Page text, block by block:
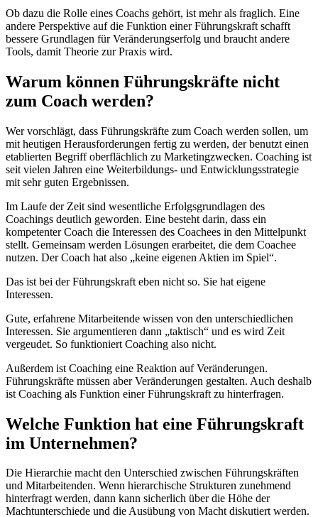
Ob dazu die Rolle eines Coachs gehört, ist mehr als fraglich. Eine
andere Perspektive auf die Funktion einer Führungskraft schafft
bessere Grundlagen für Veränderungserfolg und braucht andere
Tools, damit Theorie zur Praxis wird.
Warum können Führungskräfte nicht
zum Coach werden?
Wer vorschlägt, dass Führungskräfte zum Coach werden sollen, um
mit heutigen Herausforderungen fertig zu werden, der benutzt einen
etablierten Begriff oberflächlich zu Marketingzwecken. Coaching ist
seit vielen Jahren eine Weiterbildungs- und Entwicklungsstrategie
mit sehr guten Ergebnissen.
Im Laufe der Zeit sind wesentliche Erfolgsgrundlagen des
Coachings deutlich geworden. Eine besteht darin, dass ein
kompetenter Coach die Interessen des Coachees in den Mittelpunkt
stellt. Gemeinsam werden Lösungen erarbeitet, die dem Coachee
nutzen. Der Coach hat also „keine eigenen Aktien im Spiel“.
Das ist bei der Führungskraft eben nicht so. Sie hat eigene
Interessen.
Gute, erfahrene Mitarbeitende wissen von den unterschiedlichen
Interessen. Sie argumentieren dann „taktisch“ und es wird Zeit
vergeudet. So funktioniert Coaching also nicht.
Außerdem ist Coaching eine Reaktion auf Veränderungen.
Führungskräfte müssen aber Veränderungen gestalten. Auch deshalb
ist Coaching als Funktion einer Führungskraft zu hinterfragen.
Welche Funktion hat eine Führungskraft
im Unternehmen?
Die Hierarchie macht den Unterschied zwischen Führungskräften
und Mitarbeitenden. Wenn hierarchische Strukturen zunehmend
hinterfragt werden, dann kann sicherlich über die Höhe der
Machtunterschiede und die Ausübung von Macht diskutiert werden.